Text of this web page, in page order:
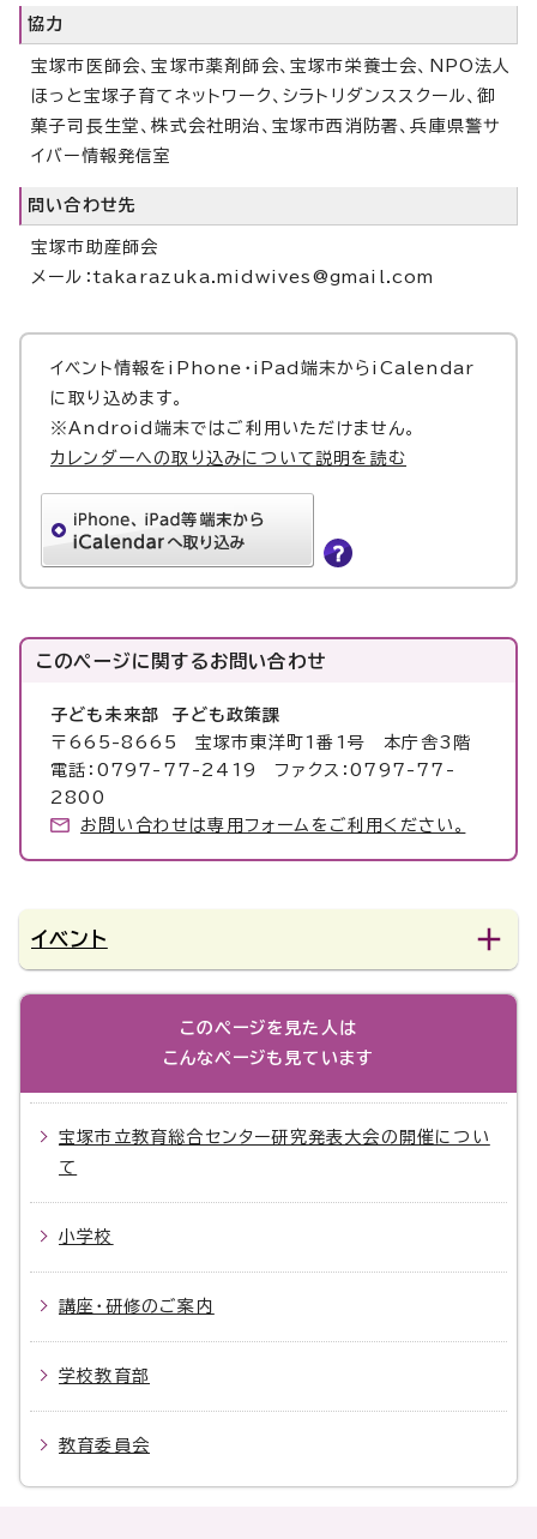
協力
宝塚市医師会、宝塚市薬剤師会、宝塚市栄養士会、NPO法人
ほっと宝塚子育てネットワーク、シラトリダンススクール、御
菓子司長生堂、株式会社明治、宝塚市西消防署、兵庫県警サ
イバー情報発信室
問い合わせ先
宝塚市助産師会
メール：takarazuka.midwives@gmail.com
イベント情報をiPhone・iPad端末からiCalendar
に取り込めます。
※Android端末ではご利用いただけません。
カレンダーへの取り込みについて説明を読む
このページに関するお問い合わせ
子ども未来部 子ども政策課
〒665-8665 宝塚市東洋町1番1号 本庁舎3階
電話：0797-77-2419 ファクス：0797-77-
2800
お問い合わせは専用フォームをご利用ください。
イベント
このページを見た人は
こんなページも見ています
宝塚市立教育総合センター研究発表大会の開催につい
て
小学校
講座・研修のご案内
学校教育部
教育委員会